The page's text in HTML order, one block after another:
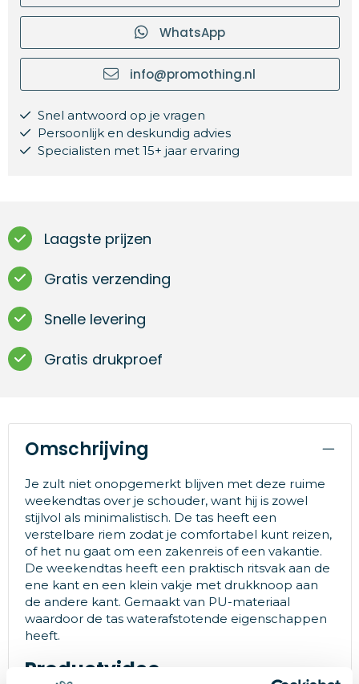
WhatsApp
info@promothing.nl
Snel antwoord op je vragen
Persoonlijk en deskundig advies
Specialisten met 15+ jaar ervaring
Laagste prijzen
Gratis verzending
Snelle levering
Gratis drukproef
Omschrijving
Je zult niet onopgemerkt blijven met deze ruime
weekendtas over je schouder, want hij is zowel
stijlvol als minimalistisch. De tas heeft een
verstelbare riem zodat je comfortabel kunt reizen,
of het nu gaat om een zakenreis of een vakantie.
De weekendtas heeft een praktisch ritsvak aan de
ene kant en een klein vakje met drukknoop aan
de andere kant. Gemaakt van PU-materiaal
waardoor de tas waterafstotende eigenschappen
heeft.
Productvideo